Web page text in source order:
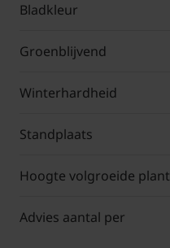
Bladkleur
Groenblijvend
Winterhardheid
Standplaats
Hoogte volgroeide plant
Advies aantal per